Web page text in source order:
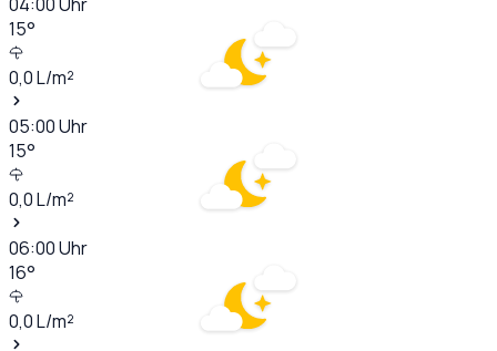
15°
0,0L/m²
05:00Uhr
15°
0,0L/m²
06:00Uhr
16°
0,0L/m²